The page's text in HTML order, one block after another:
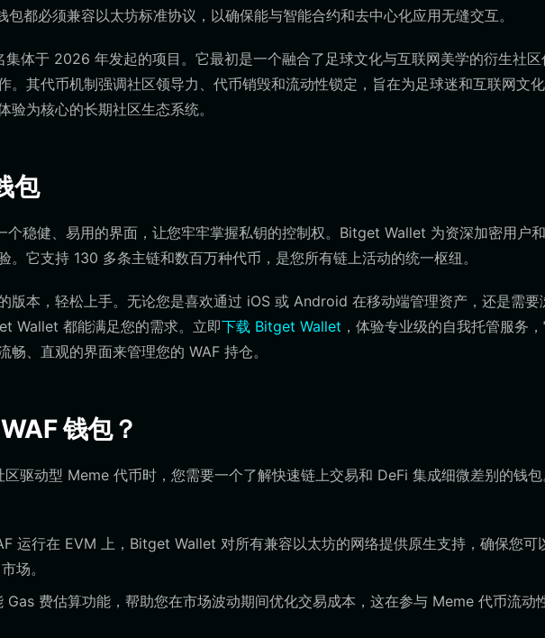
都必须兼容以太坊标准协议，以确保能与智能合约和去中心化应用无缝交互。
体于 2026 年发起的项目。它最初是一个融合了足球文化与互联网美学的衍生社区
。其代币机制强调社区领导力、代币销毁和流动性锁定，旨在为足球迷和互联网文
为核心的长期社区生态系统。
包
个稳健、易用的界面，让您牢牢掌握私钥的控制权。Bitget Wallet 为资深加密用户
。它支持 130 多条主链和数百万种代币，是您所有链上活动的统一枢纽。
版本，轻松上手。无论您是喜欢通过 iOS 或 Android 在移动端管理资产，还是需要
Wallet 都能满足您的需求。立即下载 Bitget Wallet ，体验专业级的自我托管服务
、直观的界面来管理您的 WAF 持仓。
钱包？
驱动型 Meme 代币时，您需要一个了解快速链上交易和 DeFi 集成细微差别的钱包
运行在 EVM 上，Bitget Wallet 对所有兼容以太坊的网络提供原生支持，确保您可
场。
Gas 费估算功能，帮助您在市场波动期间优化交易成本，这在参与 Meme 代币流动